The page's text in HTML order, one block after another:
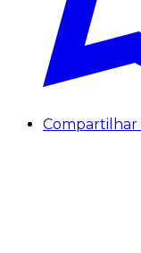
Compartilhar